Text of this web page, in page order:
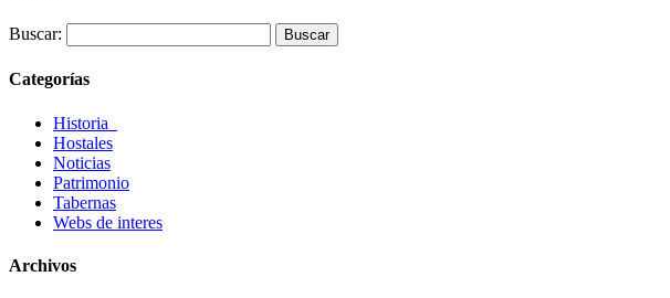
Buscar:
Categorías
Historia_
Hostales
Noticias
Patrimonio
Tabernas
Webs de interes
Archivos